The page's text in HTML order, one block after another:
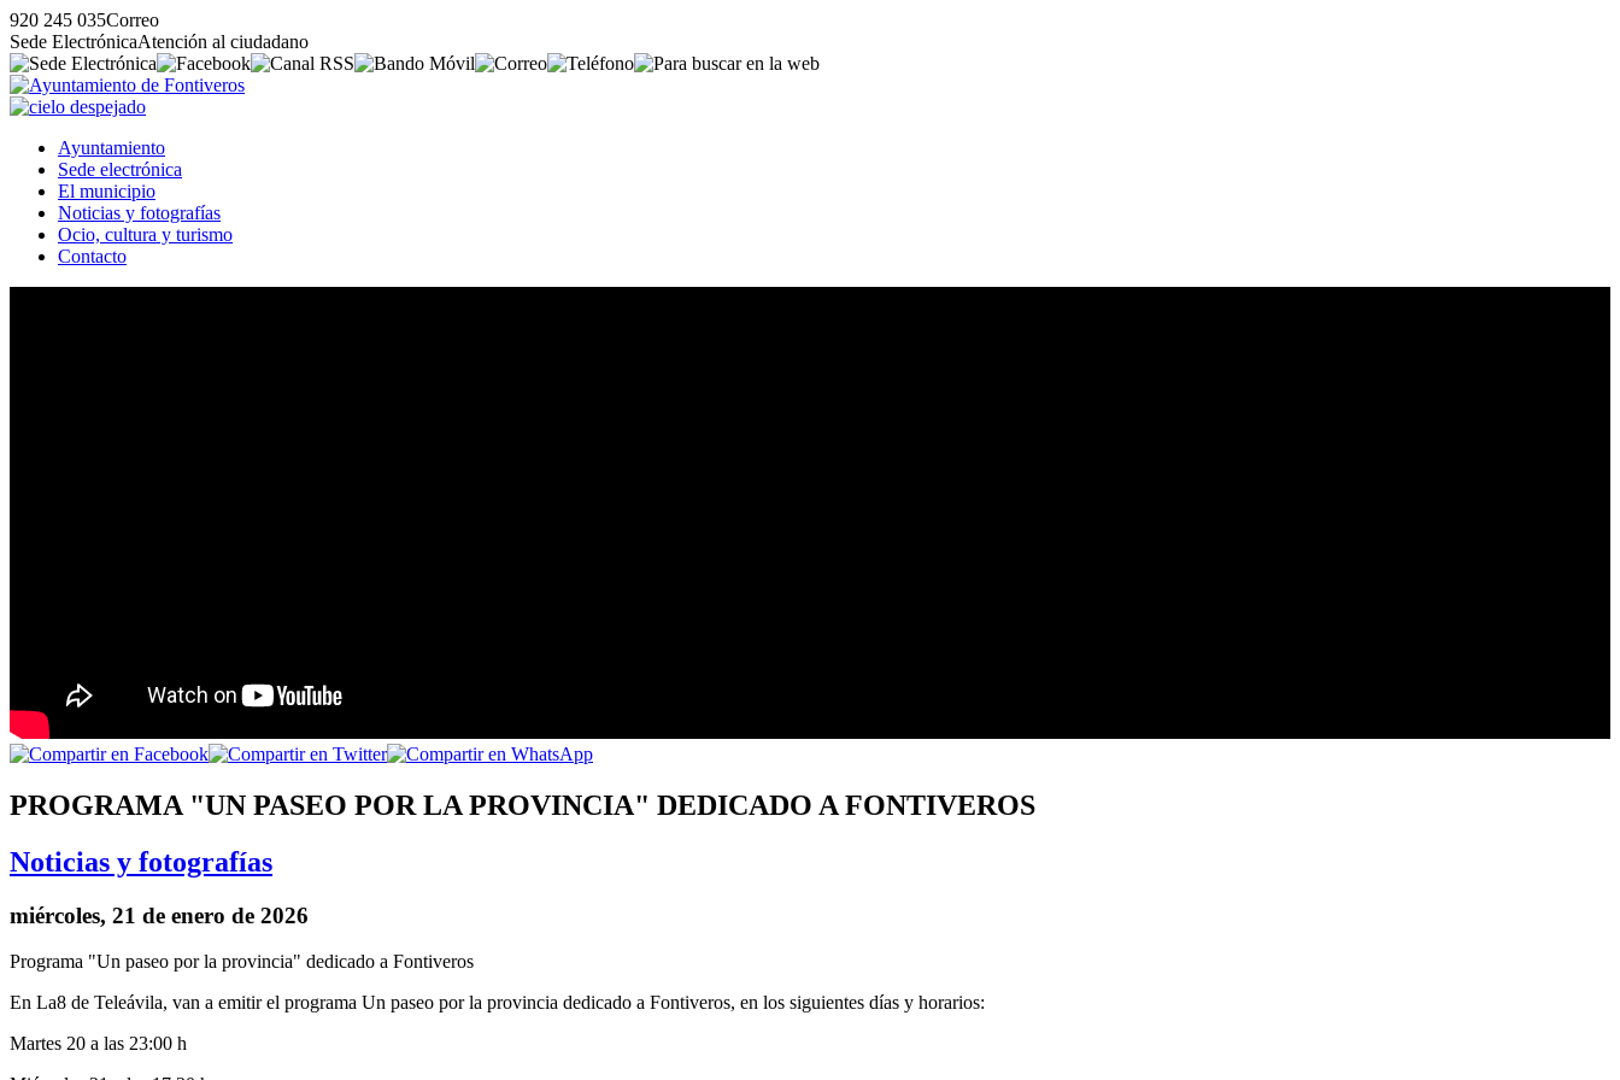
920 245 035Correo
Sede ElectrónicaAtención al ciudadano
Ayuntamiento
Sede electrónica
El municipio
Noticias y fotografías
Ocio, cultura y turismo
Contacto
PROGRAMA "UN PASEO POR LA PROVINCIA" DEDICADO A FONTIVEROS
Noticias y fotografías
miércoles, 21 de enero de 2026
Programa "Un paseo por la provincia" dedicado a Fontiveros
En La8 de Teleávila, van a emitir el programa Un paseo por la provincia dedicado a Fontiveros, en los siguientes días y horarios:
Martes 20 a las 23:00 h